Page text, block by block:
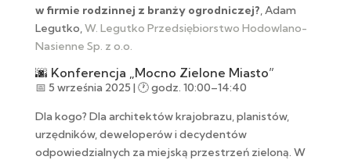
w firmie rodzinnej z branży ogrodniczej?, Adam
Legutko,W. Legutko Przedsiębiorstwo Hodowlano-
Nasienne Sp. z o.o.
🌆 Konferencja „Mocno Zielone Miasto”
📅 5 września 2025 | 🕐 godz. 10:00–14:40
Dla kogo? Dla architektów krajobrazu, planistów,
urzędników, deweloperów i decydentów
odpowiedzialnych za miejską przestrzeń zieloną. W